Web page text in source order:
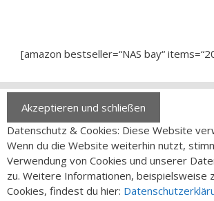
[amazon bestseller=“NAS bay“
Datenschutz & Cookies: Diese Website
Wenn du die Website weiterhin nutzt,
Verwendung von Cookies und unserer
zu. Weitere Informationen, beispielsweise
Cookies, findest du hier: